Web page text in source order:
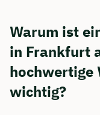
Warum ist
in Frankfurt
hochwertige
wichtig?